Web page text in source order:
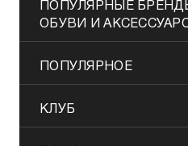
ПОПУЛЯРНЫЕ
ОБУВИ И
ПОПУЛЯРНОЕ
КЛУБ